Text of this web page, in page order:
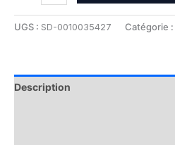
UGS : SD-0010035427 Catégorie :
Description